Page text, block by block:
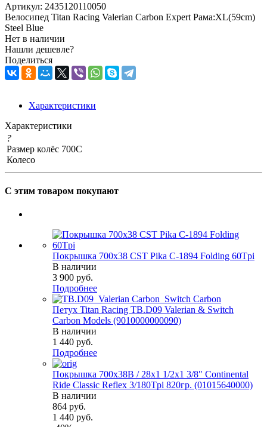
Артикул: 2435120110050
Велосипед Titan Racing Valerian Carbon Expert Рама:XL(59cm)
Steel Blue
Нет в наличии
Нашли дешевле?
Поделиться
Характеристики
Характеристики
?
Размер колёс
Колесо
700C
С этим товаром покупают
Покрышка 700x38 CST Pika C-1894 Folding 60Tpi
В наличии
3 900 руб.
Подробнее
Петух Titan Racing TB.D09 Valerian & Switch
Carbon Models (9010000000090)
В наличии
1 440 руб.
Подробнее
Покрышка 700x38B / 28x1 1/2х1 3/8" Continental
Ride Classic Reflex 3/180Tpi 820гр. (01015640000)
В наличии
864 руб.
1 440 руб.